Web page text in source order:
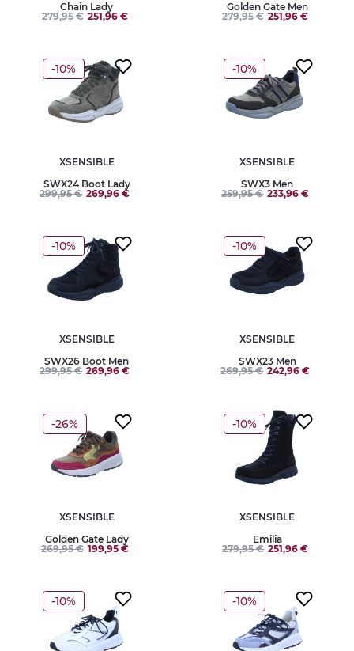
Chain Lady
279,95 € 251,96 €
Golden Gate Men
279,95 € 251,96 €
-10%
XSENSIBLE
SWX24 Boot Lady
299,95 € 269,96 €
-10%
XSENSIBLE
SWX3 Men
259,95 € 233,96 €
-10%
XSENSIBLE
SWX26 Boot Men
299,95 € 269,96 €
-10%
XSENSIBLE
SWX23 Men
269,95 € 242,96 €
-26%
XSENSIBLE
Golden Gate Lady
269,95 € 199,95 €
-10%
XSENSIBLE
Emilia
279,95 € 251,96 €
-10% -10%